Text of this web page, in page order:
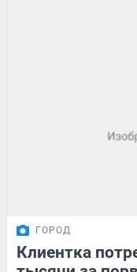
ГОРОД
Клиентка